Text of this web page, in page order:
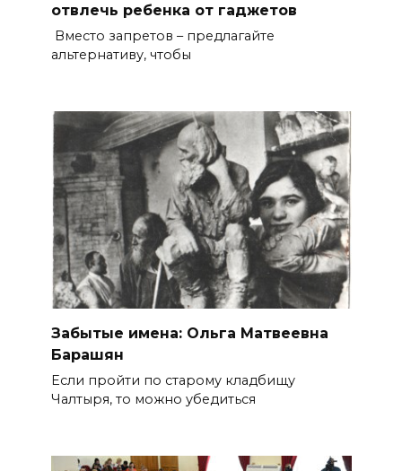
отвлечь ребенка от гаджетов
Вместо запретов – предлагайте
альтернативу, чтобы
Забытые имена: Ольга Матвеевна
Барашян
Если пройти по старому кладбищу
Чалтыря, то можно убедиться